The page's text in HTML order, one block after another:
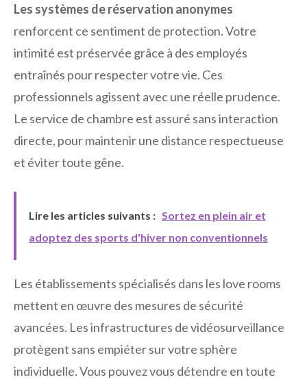
Les systèmes de réservation anonymes
renforcent ce sentiment de protection. Votre
intimité est préservée grâce à des employés
entraînés pour respecter votre vie. Ces
professionnels agissent avec une réelle prudence.
Le service de chambre est assuré sans interaction
directe, pour maintenir une distance respectueuse
et éviter toute gêne.
Lire les articles suivants : Sortez en plein air et
adoptez des sports d'hiver non conventionnels
Les établissements spécialisés dans les love rooms
mettent en œuvre des mesures de sécurité
avancées. Les infrastructures de vidéosurveillance
protègent sans empiéter sur votre sphère
individuelle. Vous pouvez vous détendre en toute